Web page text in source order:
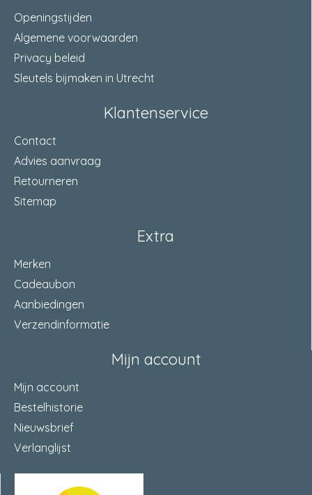
Openingstijden
Algemene voorwaarden
Privacy beleid
Sleutels bijmaken in Utrecht
Klantenservice
Contact
Advies aanvraag
Retourneren
Sitemap
Extra
Merken
Cadeaubon
Aanbiedingen
Verzendinformatie
Mijn account
Mijn account
Bestelhistorie
Nieuwsbrief
Verlanglijst